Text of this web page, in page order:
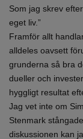
Som jag skrev
eget liv.”
Framför allt
alldeles oavsett
grunderna så bra
dueller och
hyggligt resultat
Jag vet inte om
Stenmark
diskussionen kan